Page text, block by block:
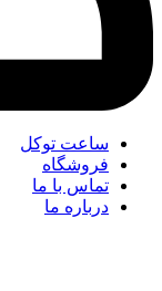
ساعت توکل
فروشگاه
تماس با ما
درباره ما